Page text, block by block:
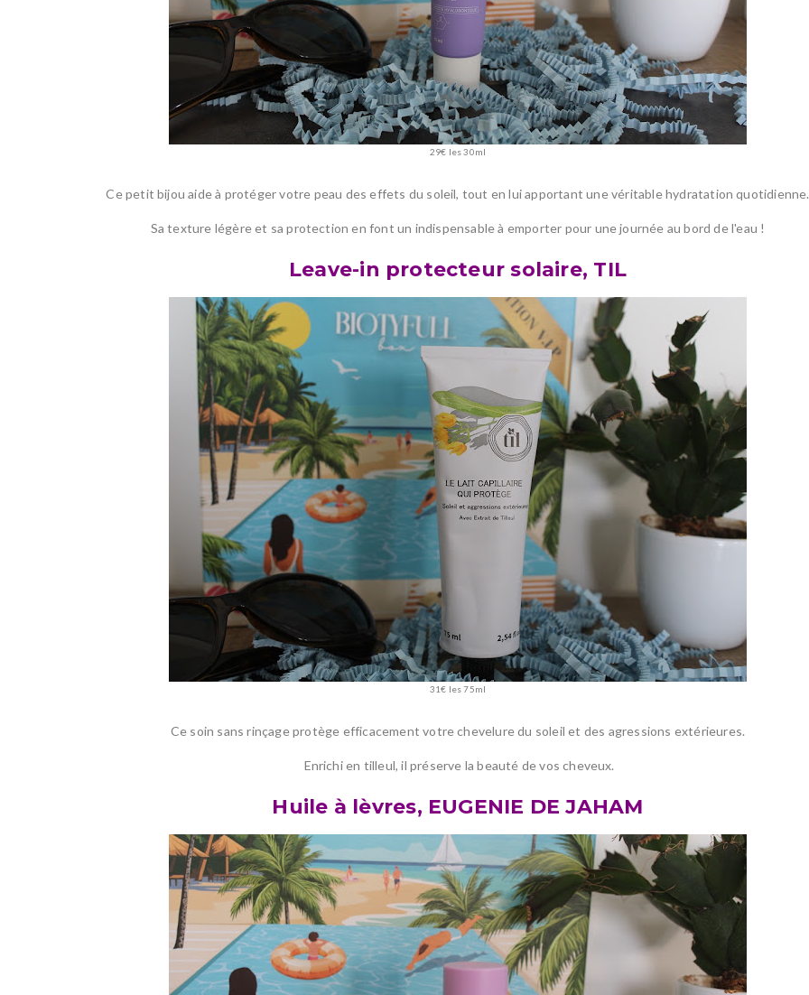
29€ les 30ml
Ce petit bijou aide à protéger votre peau des effets du soleil, tout en lui apportant une véritable hydratation quotidienne.
Sa texture légère et sa protection en font un indispensable à emporter pour une journée au bord de l'eau !
Leave-in protecteur solaire, TIL
31€ les 75ml
Ce soin sans rinçage protège efficacement votre chevelure du soleil et des agressions extérieures.
Enrichi en tilleul, il préserve la beauté de vos cheveux.
Huile à lèvres, EUGENIE DE JAHAM